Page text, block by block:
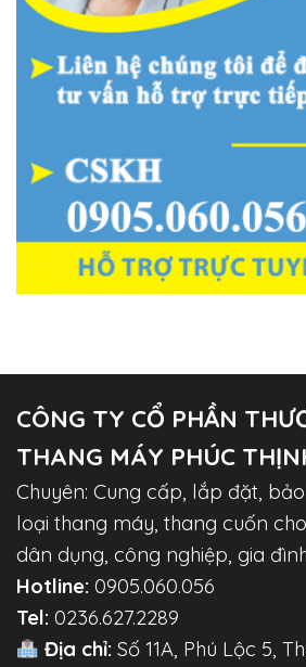
CÔNG TY CỔ PHẦN
THANG MÁY PHÚC
Chuyên: Cung cấp, lắp đặt,
loại thang máy, thang cuốn
dân dụng, công nghiệp, gia
Hotline: 0905.060.056
Tel: 0236.627.2289
Địa chỉ: Số 11A, Phú Lộc 5,